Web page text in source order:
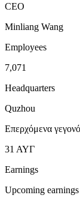
CEO
Minliang Wang
Employees
7,071
Headquarters
Quzhou
Επερχόμενα
31 ΑΥΓ
Earnings
Upcoming